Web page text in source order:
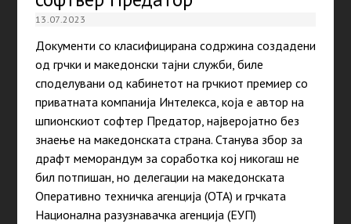
13.07.2023
Документи со класифицирана содржина создадени
од грчки и македонски тајни служби, биле
споделувани од кабинетот на грчкиот премиер со
приватната компанија Интелекса, која е автор на
шпионскиот софтер Предатор, најверојатно без
знаење на македонската страна. Станува збор за
драфт меморандум за соработка кој никогаш не
бил потпишан, но делегации на македонската
Оперативно техничка агенција (ОТА) и грчката
Национална разузнавачка агенција (ЕУП)